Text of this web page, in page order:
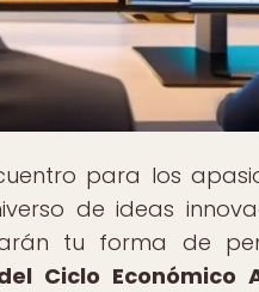
para los
de ideas
tu forma de
Ciclo Económico